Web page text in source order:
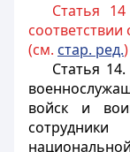
Статья
соответствии
(см. стар. ред.)
Статья 14.
войск и